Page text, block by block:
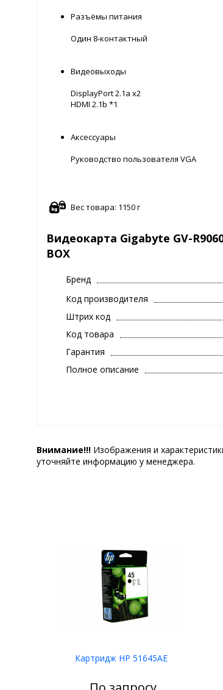
Разъёмы питания
Один 8-контактный
Видеовыходы
DisplayPort 2.1a x2
HDMI 2.1b *1
Аксессуары
Руководство пользователя VGA
Вес товара: 1150 г
Видеокарта Gigabyte GV-
BOX
Бренд
Код производителя
Штрих код
Код товара
Гарантия
Полное описание
Внимание!!! Изображения и
уточняйте информацию у менеджера.
Картридж HP 51645AE